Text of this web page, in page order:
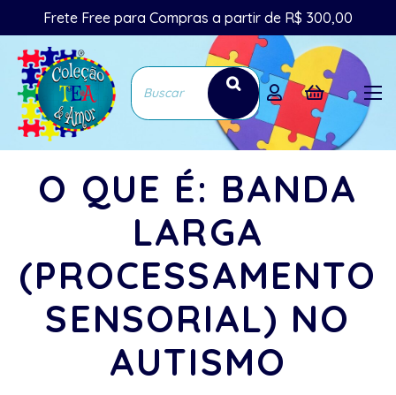
Frete Free para Compras a partir de R$ 300,00
O QUE É: BANDA
LARGA
(PROCESSAMENTO
SENSORIAL) NO
AUTISMO